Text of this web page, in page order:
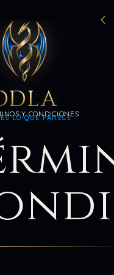
LO QUE PARECE
Y CONDICIONES